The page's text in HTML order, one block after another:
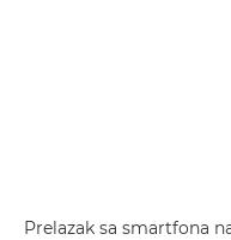
Prelazak sa smartfona